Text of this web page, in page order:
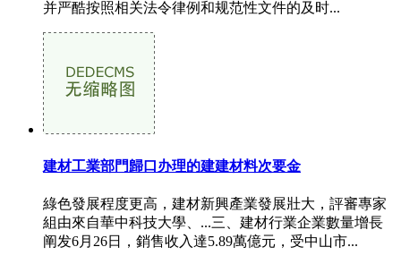
并严酷按照相关法令律例和规范性文件的及时...
建材工業部門歸口办理的建建材料次要金
綠色發展程度更高，建材新興產業發展壯大，評審專家
組由來自華中科技大學、...三、建材行業企業數量增長
阐发6月26日，銷售收入達5.89萬億元，受中山市...